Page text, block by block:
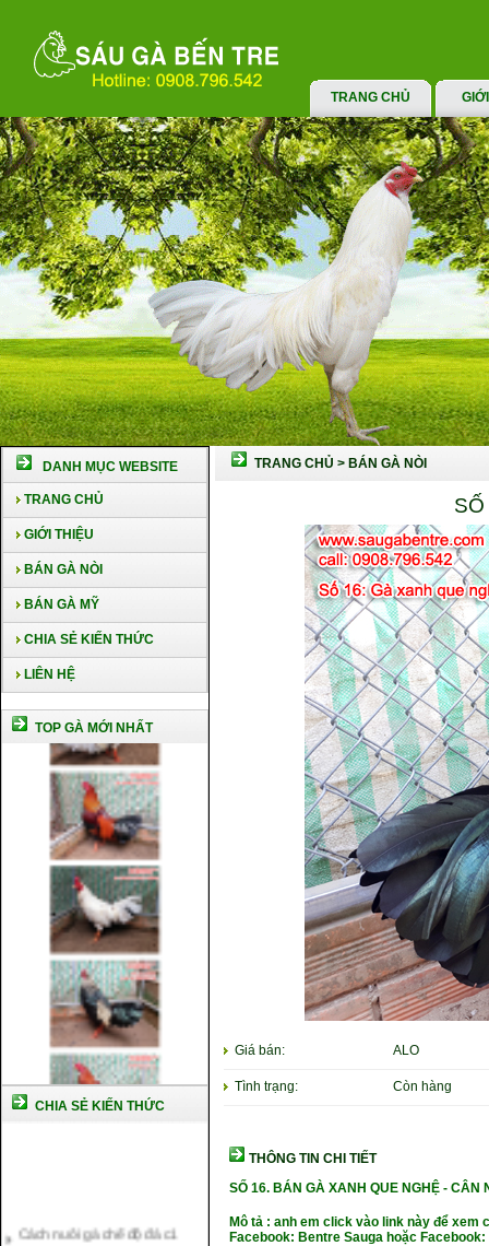
TRANG CHỦ
DANH MỤC WEBSITE
TRANG CHỦ
GIỚI THIỆU
BÁN GÀ NÒI
BÁN GÀ MỸ
CHIA SẺ KIẾN THỨC
LIÊN HỆ
TOP GÀ MỚI NHẤT
CHIA SẺ KIẾN THỨC
Cách nuôi gà đông tảo thuần
TRANG CHỦ > BÁN GÀ NÒI
Giá bán: ALO
Tình trạng: Còn hàng
THÔNG TIN CHI TIẾT
SỐ 16.BÁN GÀ XANH QUE NGHỆ -CÂN
Mô tả : anh em click vào link này để
Facebook: Bentre Sauga hoặc Facebook: